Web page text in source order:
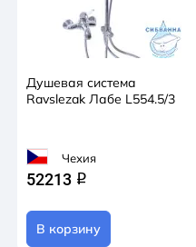
Душевая система
Ravslezak Лабе L554.5/3
Чехия
52213 q
В корзину